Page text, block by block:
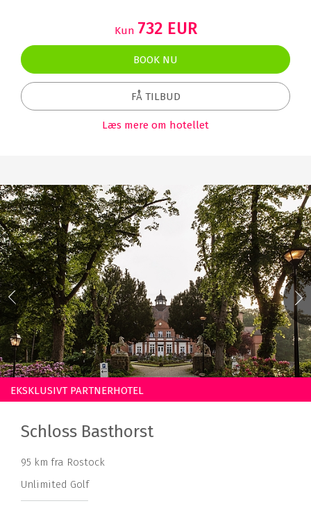
Kun 732 EUR
BOOK NU
FÅ TILBUD
Læs mere om hotellet
EKSKLUSIVT PARTNERHOTEL
Schloss Basthorst
95 km fra Rostock
Unlimited Golf